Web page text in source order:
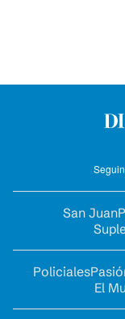
San Juan
Policiales
El